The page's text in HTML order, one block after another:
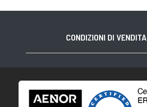
CONDIZIONI DI VENDITA